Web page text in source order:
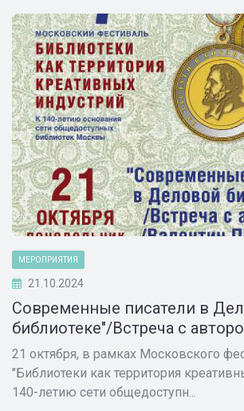
МЕРОПРИЯТИЯ
21.10.2024
Современные писатели в
библиотеке"/Встреча с
21 октября, в рамках Московского
"Библиотеки как территория
140-летию сети общедоступн...